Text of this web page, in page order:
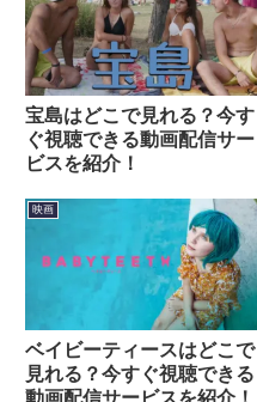
宝島はどこで見れる？今す
ぐ視聴できる動画配信サー
ビスを紹介！
映画
ベイビーティースはどこで
見れる？今すぐ視聴できる
動画配信サービスを紹介！